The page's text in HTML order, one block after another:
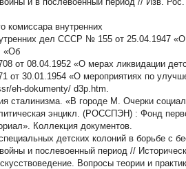
внутренних
дел СССР № 155 от 25.04.1947 «О
«Об
от 08.04.1952 «О мерах ликвидации
30.01.1954 «О мероприятиях по
eh-dokumenty/ d3p.htm.
сталинизма. «В городе М. Очерки
энцикл. (РОССПЭН) : Фонд
Коллекция документов.
детских колоний в борьбе с
и послевоенный период //
Вопросы теории и